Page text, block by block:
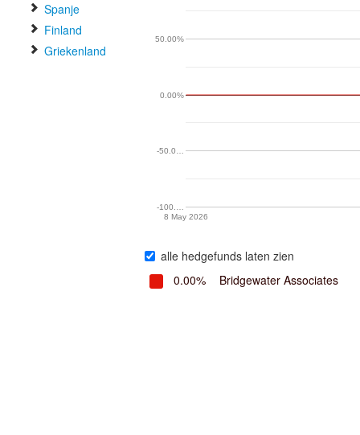
Spanje
Finland
Griekenland
8 May 2026
-100.…
-50.0…
0.00%
50.00%
alle hedgefunds laten zien
0.00%
Bridgewater Associates